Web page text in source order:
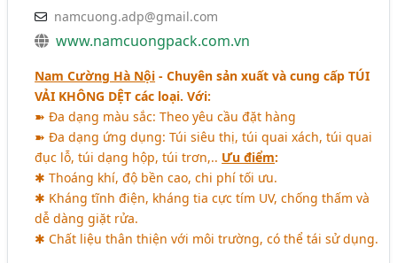
namcuong.adp@gmail.com
www.namcuongpack.com.vn
Nam Cường Hà Nội - Chuyên sản xuất và cung cấpTÚI
VẢI KHÔNG DỆT các loại. Với:
➽ Đa dạng màu sắc: Theo yêu cầu đặt hàng
➽ Đa dạng ứng dụng: Túi siêu thị, túi quai xách, túi quai
đục lỗ, túi dạng hộp, túi trơn,.. Ưu điểm:
✱ Thoáng khí, độ bền cao, chi phí tối ưu.
✱ Kháng tĩnh điện, kháng tia cực tím UV, chống thấm và
dễ dàng giặt rửa.
✱ Chất liệu thân thiện với môi trường, có thể tái sử dụng.